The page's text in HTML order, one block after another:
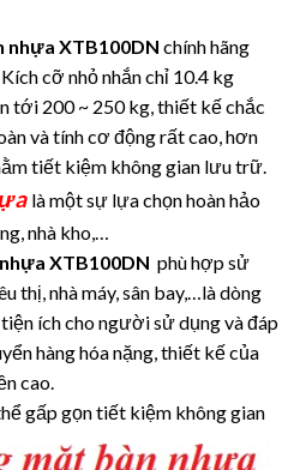
nhựa XTB100DN chính hãng
cỡ nhỏ nhắn chỉ 10.4 kg
tới 200 ~ 250 kg, thiết kế chắc
và tính cơ động rất cao, hơn
tiết kiệm không gian lưu trữ.
là một sự lựa chọn hoàn hảo
nhà kho,…
XTB100DN phù hợp sử
thị, nhà máy, sân bay,…là dòng
ích cho người sử dụng và đáp
hàng hóa nặng, thiết kế của
cao.
gấp gọn tiết kiệm không gian